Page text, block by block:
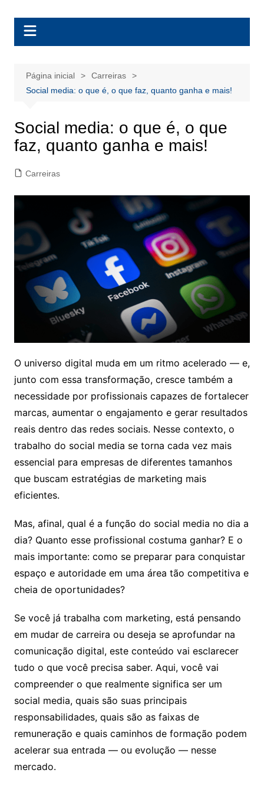
BolsasEAD
Página inicial
Carreiras
Social media: o que é, o que faz, quanto ganha e mais!
Social media: o que é, o que
faz, quanto ganha e mais!
Carreiras
O universo digital muda em um ritmo acelerado — e,
junto com essa transformação, cresce também a
necessidade por profissionais capazes de fortalecer
marcas, aumentar o engajamento e gerar resultados
reais dentro das redes sociais. Nesse contexto, o
trabalho do social media se torna cada vez mais
essencial para empresas de diferentes tamanhos
que buscam estratégias de marketing mais
eficientes.
Mas, afinal, qual é a função do social media no dia a
dia? Quanto esse profissional costuma ganhar? E o
mais importante: como se preparar para conquistar
espaço e autoridade em uma área tão competitiva e
cheia de oportunidades?
Se você já trabalha com marketing, está pensando
em mudar de carreira ou deseja se aprofundar na
comunicação digital, este conteúdo vai esclarecer
tudo o que você precisa saber. Aqui, você vai
compreender o que realmente significa ser um
social media, quais são suas principais
responsabilidades, quais são as faixas de
remuneração e quais caminhos de formação podem
acelerar sua entrada — ou evolução — nesse
mercado.